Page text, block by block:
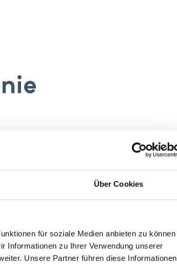
Über Cookies
für soziale Medien anbieten zu können
Informationen zu Ihrer Verwendung unserer
Unsere Partner führen diese Informationen